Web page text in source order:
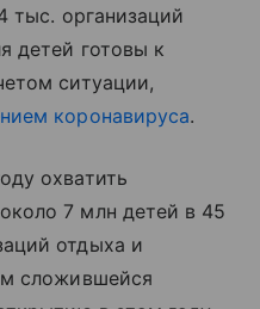
тыс. организаций
детей готовы к
ситуации,
коронавируса.
охватить
7 млн детей в 45
отдыха и
сложившейся